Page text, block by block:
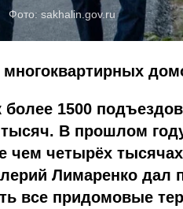
Фото: sakhalin.gov.ru
1500
В прошлом
чем четырёх тысячах
Лимаренко дал
все придомовые